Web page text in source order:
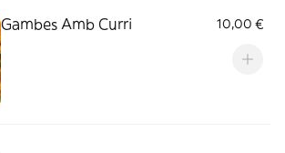
Gambes Amb Curri 10,00 €